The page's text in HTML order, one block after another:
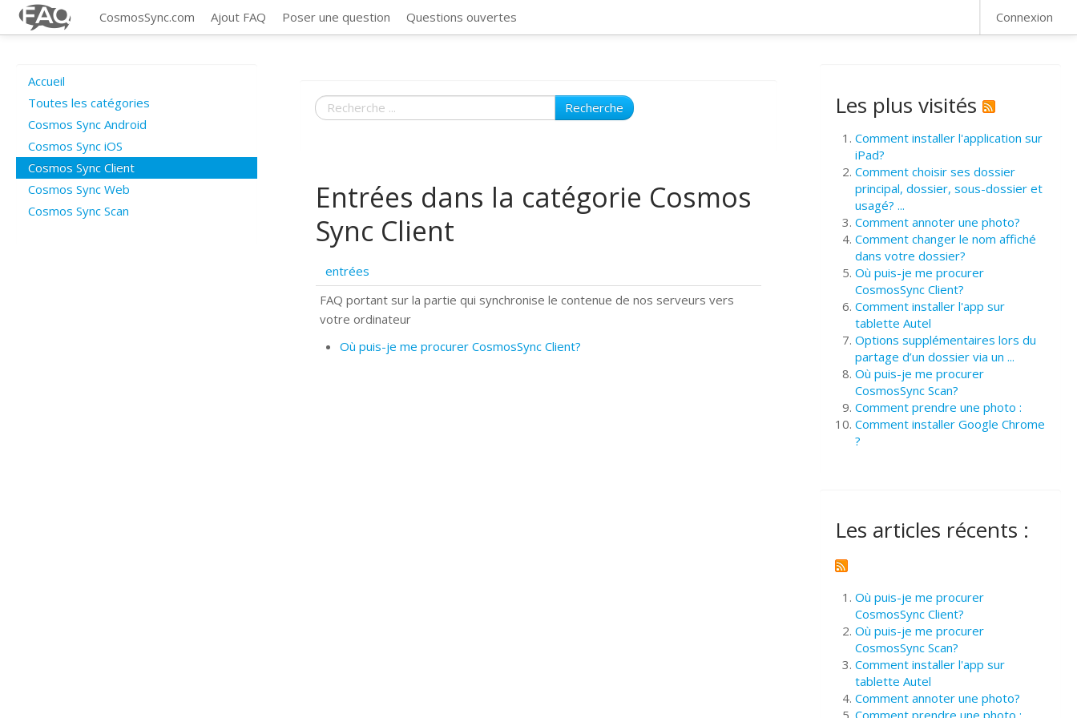
CosmosSync.com Ajout FAQ Poser une question Questions ouvertes Connexion
Accueil
Toutes les catégories
Cosmos Sync Android
Cosmos Sync iOS
Cosmos Sync Client
Cosmos Sync Web
Cosmos Sync Scan
Recherche
Entrées dans la catégorie Cosmos
Sync Client
entrées
FAQ portant sur la partie qui synchronise le contenue de nos serveurs vers
votre ordinateur
Où puis-je me procurer CosmosSync Client?
Les plus visités
Comment installer l'application sur
iPad?
Comment choisir ses dossier
principal, dossier, sous-dossier et
usagé? ...
Comment annoter une photo?
Comment changer le nom affiché
dans votre dossier?
Où puis-je me procurer
CosmosSync Client?
Comment installer l'app sur
tablette Autel
Options supplémentaires lors du
partage d’un dossier via un ...
Où puis-je me procurer
CosmosSync Scan?
Comment prendre une photo :
Comment installer Google Chrome
?
Les articles récents :
Où puis-je me procurer
CosmosSync Client?
Où puis-je me procurer
CosmosSync Scan?
Comment installer l'app sur
tablette Autel
Comment annoter une photo?
Comment prendre une photo :